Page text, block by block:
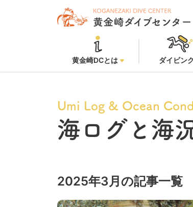
黄金崎DCとは ダイビン
Umi Log & Ocean
海ログと海
2025年3月の記事一覧